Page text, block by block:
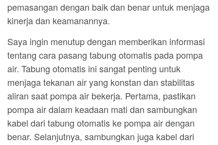
pemasangan dengan baik dan benar untuk menjaga
kinerja dan keamanannya.
Saya ingin menutup dengan memberikan informasi
tentang cara pasang tabung otomatis pada pompa
air. Tabung otomatis ini sangat penting untuk
menjaga tekanan air yang konstan dan stabilitas
aliran saat pompa air bekerja. Pertama, pastikan
pompa air dalam keadaan mati dan sambungkan
kabel dari tabung otomatis ke pompa air dengan
benar. Selanjutnya, sambungkan juga kabel dari